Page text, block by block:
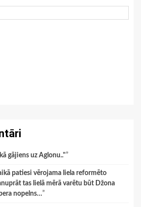
gājiens uz Aglonu.."”
patiesi vērojama liela reformēto
tas lielā mērā varētu būt Džona
nopelns…”